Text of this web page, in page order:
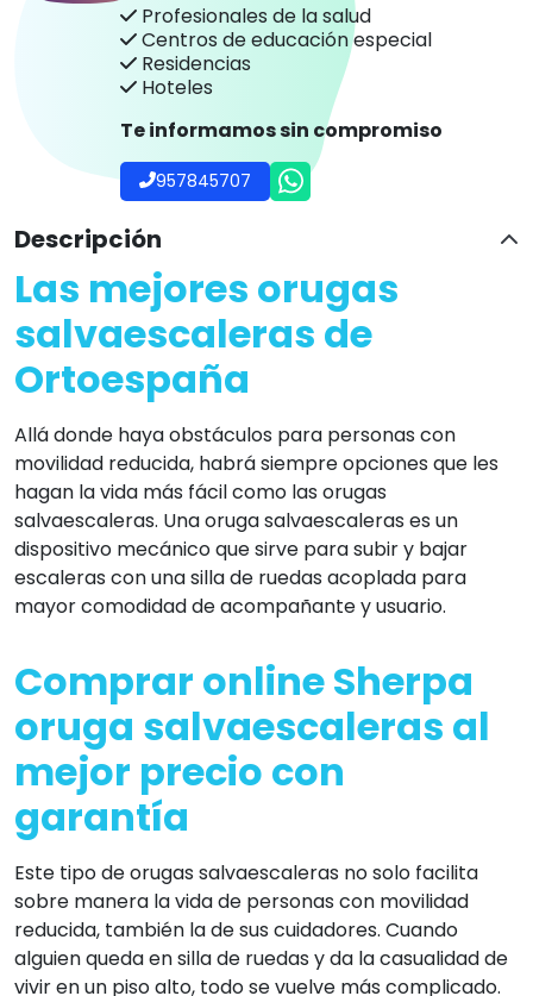
Profesionales de la salud
Centros de educación especial
Residencias
Hoteles
Te informamos sin compromiso
957845707
Descripción
Las mejores orugas
salvaescaleras de
Ortoespaña
Allá donde haya obstáculos para personas con
movilidad reducida, habrá siempre opciones que les
hagan la vida más fácil como las orugas
salvaescaleras. Una oruga salvaescaleras es un
dispositivo mecánico que sirve para subir y bajar
escaleras con una silla de ruedas acoplada para
mayor comodidad de acompañante y usuario.
Comprar online Sherpa
oruga salvaescaleras al
mejor precio con
garantía
Este tipo de orugas salvaescaleras no solo facilita
sobre manera la vida de personas con movilidad
reducida, también la de sus cuidadores. Cuando
alguien queda en silla de ruedas y da la casualidad de
vivir en un piso alto, todo se vuelve más complicado.